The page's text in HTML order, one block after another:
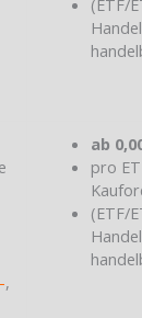
(ETF/
,
ab
pro
(ETF/